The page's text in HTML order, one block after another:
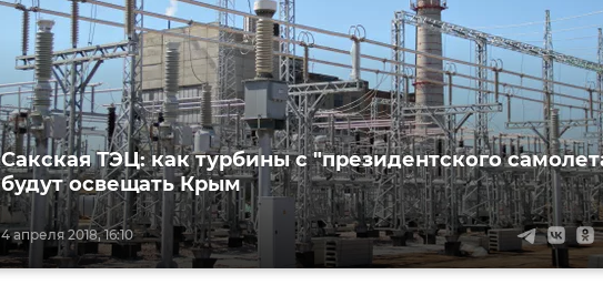
4 апреля 2018, 16:10
Сакская ТЭЦ: как турбины с "президентского
будут освещать Крым